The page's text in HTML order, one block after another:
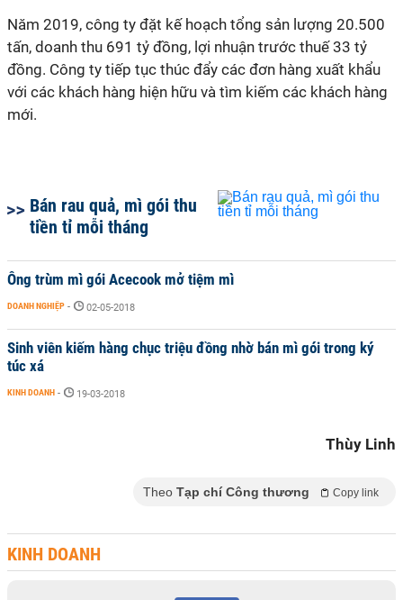
Năm 2019, công ty đặt kế hoạch tổng sản lượng 20.500
tấn, doanh thu 691 tỷ đồng, lợi nhuận trước thuế 33 tỷ
đồng. Công ty tiếp tục thúc đẩy các đơn hàng xuất khẩu
với các khách hàng hiện hữu và tìm kiếm các khách hàng
mới.
Bán rau quả, mì gói thu
tiền tỉ mỗi tháng
Ông trùm mì gói Acecook mở tiệm mì
DOANH NGHIỆP - 02-05-2018
Sinh viên kiếm hàng chục triệu đồng nhờ bán mì gói trong ký
túc xá
KINH DOANH - 19-03-2018
Thùy Linh
Theo Tạp chí Công thương Copy link
KINH DOANH